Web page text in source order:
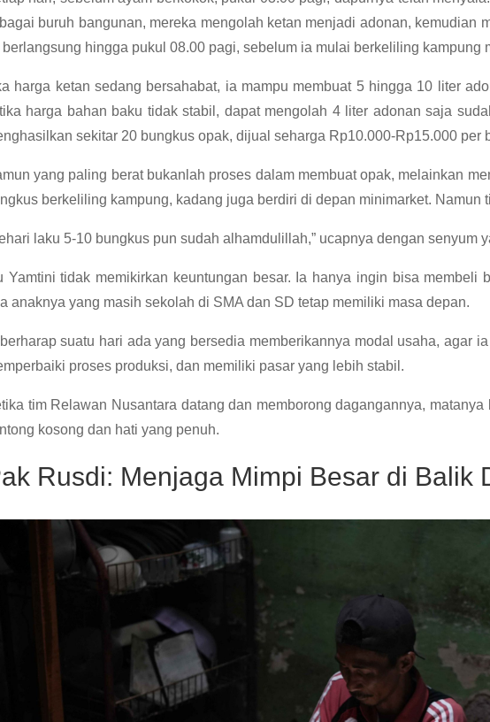
buruh bangunan, mereka mengolah ketan menjadi adonan, kemudian
berlangsung hingga pukul 08.00 pagi, sebelum ia mulai berkeliling kampung
harga ketan sedang bersahabat, ia mampu membuat 5 hingga 10 liter
harga bahan baku tidak stabil, dapat mengolah 4 liter adonan saja
sekitar 20 bungkus opak, dijual seharga Rp10.000-Rp15.000 per
yang paling berat bukanlah proses dalam membuat opak, melainkan
berkeliling kampung, kadang juga berdiri di depan minimarket. Namun
laku 5-10 bungkus pun sudah alhamdulillah,” ucapnya dengan senyum
Yamtini tidak memikirkan keuntungan besar. Ia hanya ingin bisa membeli
anaknya yang masih sekolah di SMA dan SD tetap memiliki masa depan.
berharap suatu hari ada yang bersedia memberikannya modal usaha, agar
proses produksi, dan memiliki pasar yang lebih stabil.
tim Relawan Nusantara datang dan memborong dagangannya, matanya
kosong dan hati yang penuh.
Rusdi: Menjaga Mimpi Besar di Balik